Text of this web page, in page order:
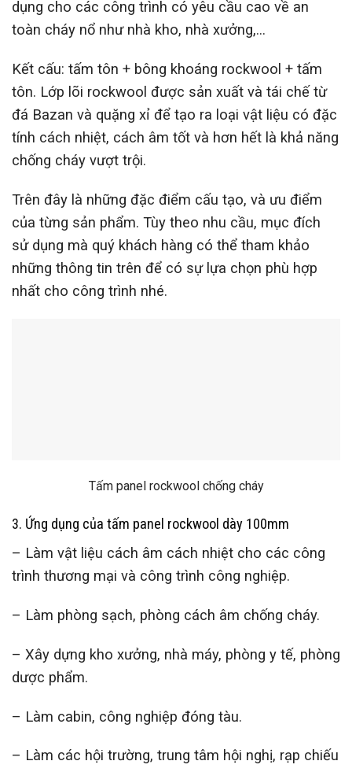
dụng cho các công trình có yêu cầu cao về an
toàn cháy nổ như nhà kho, nhà xưởng,…
Kết cấu: tấm tôn + bông khoáng rockwool + tấm
tôn. Lớp lõi rockwool được sản xuất và tái chế từ
đá Bazan và quặng xỉ để tạo ra loại vật liệu có đặc
tính cách nhiệt, cách âm tốt và hơn hết là khả năng
chống cháy vượt trội.
Trên đây là những đặc điểm cấu tạo, và ưu điểm
của từng sản phẩm. Tùy theo nhu cầu, mục đích
sử dụng mà quý khách hàng có thể tham khảo
những thông tin trên để có sự lựa chọn phù hợp
nhất cho công trình nhé.
Tấm panel rockwool chống cháy
3. Ứng dụng của tấm panel rockwool dày 100mm
– Làm vật liệu cách âm cách nhiệt cho các công
trình thương mại và công trình công nghiệp.
– Làm phòng sạch, phòng cách âm chống cháy.
– Xây dựng kho xưởng, nhà máy, phòng y tế, phòng
dược phẩm.
– Làm cabin, công nghiệp đóng tàu.
– Làm các hội trường, trung tâm hội nghị, rạp chiếu